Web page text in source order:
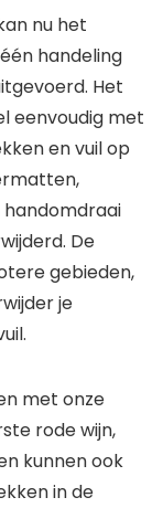
nu het
handeling
Het
eenvoudig met
en vuil op
handomdraai
De
gebieden,
je
met onze
rode wijn,
kunnen ook
in de